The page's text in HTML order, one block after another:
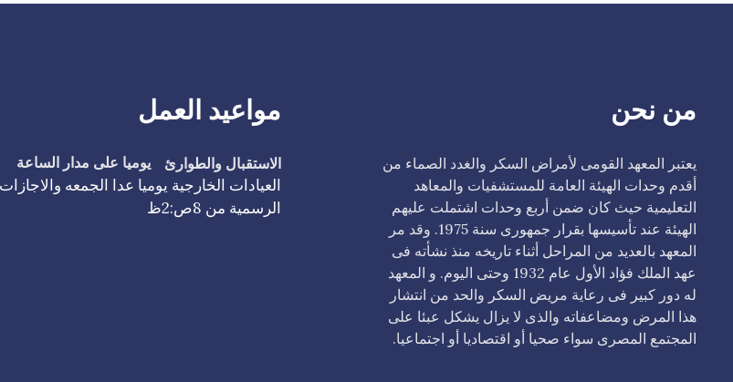
من نحن
يعتبر المعهد القومى لأمراض السكر والغدد الصماء من
أقدم وحدات الهيئة العامة للمستشفيات والمعاهد
التعليمية حيث كان ضمن أربع وحدات اشتملت عليهم
الهيئة عند تأسيسها بقرار جمهورى سنة 1975. وقد مر
المعهد بالعديد من المراحل أثناء تاريخه منذ نشأته فى
عهد الملك فؤاد الأول عام 1932 وحتى اليوم. و المعهد
له دور كبير فى رعاية مريض السكر والحد من انتشار
هذا المرض ومضاعفاته والذى لا يزال يشكل عبئا على
المجتمع المصرى سواء صحيا أو اقتصاديا أو اجتماعيا.
مواعيد العمل
الاستقبال والطوارئ يوميا على مدار الساعة
العيادات الخارجية يوميا عدا الجمعه والاجازات
الرسمية من 8ص:2ظ